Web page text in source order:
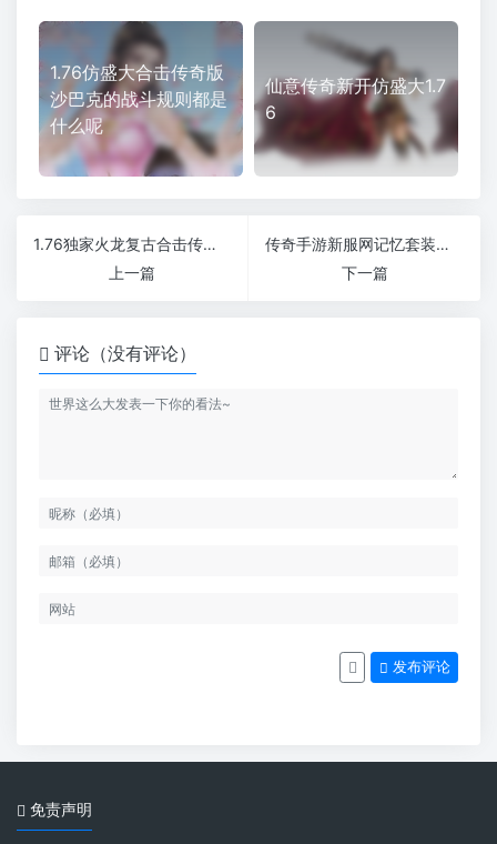
1.76仿盛大合击传奇版
沙巴克的战斗规则都是
什么呢
仙意传奇新开仿盛大1.7
6
1.76独家火龙复古合击传奇奇遇BOSS宝宝免费转区
上一篇
传奇手游新服网记忆套装中最难爆出的是哪一件
下一篇
评论（没有评论）
发布评论
免责声明